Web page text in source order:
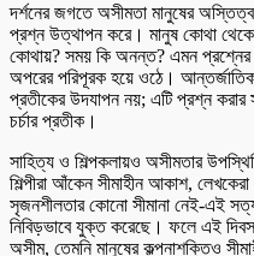
দর্শনের জগতে অসীমতা মানুষের
প্রশ্ন উত্থাপন করে। মানুষ কোথা থেকে
কোথায়? সময় কি অনন্ত? এমন প্রশ্নের
অপরের পরিপূরক হয়ে ওঠে।
প্রতীকের উদযাপন নয়; এটি প্রশ্ন করার
চর্চার প্রতীক।
সাহিত্য ও শিল্পকলায়ও অসীমতার
শিল্পীরা আঁকেন সীমাহীন আকাশ,
সৃজনশীলতার কোনো সীমানা নেই-এই
নিবিড়ভাবে যুক্ত করেছে। ফলে এই
অসীম, তেমনি মানুষের কল্পনাশক্তিও